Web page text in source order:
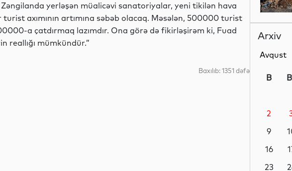
yerləşən müalicəvi sanatoriyalar, yeni tikilən hava
axımının artımına səbəb olacaq. Məsələn, 500000 turist
a çatdırmaq lazımdır. Ona görə də fikirləşirəm ki, Fuad
reallığı mümkündür.”
Baxılıb: 1351 dəfə
Dünya
Dünya
Dünya
Arxiv
B
2
9
16
23